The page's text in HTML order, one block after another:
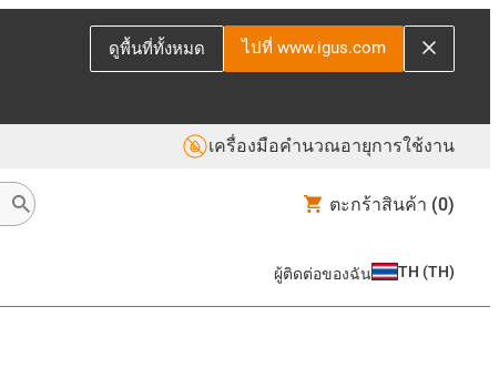
ดูพื้นที่ทั้งหมด ไปที่ www.igus.com
เครื่องมือคำนวณอายุการใช้งาน
ตะกร้าสินค้า (0)
ผู้ติดต่อของฉัน TH (TH)